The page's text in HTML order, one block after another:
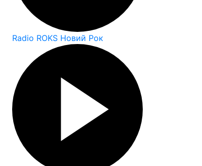
Radio ROKS Новий Рок